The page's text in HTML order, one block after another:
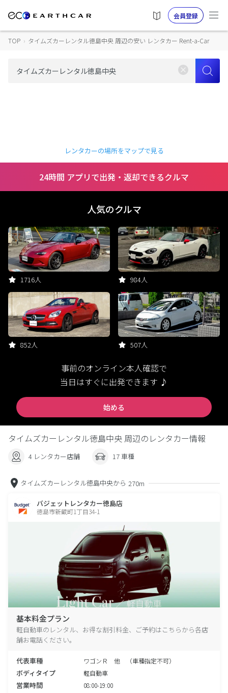
会員登録
TOP › タイムズカーレンタル徳島中央 周辺の安い レンタカー Rent-a-Car
レンタカーの場所をマップで見る
24時間 アプリで出発・返却できるクルマ
人気のクルマ
1716人 984人
852人 507人
事前のオンライン本人確認で
当日はすぐに出発できます ♪
始める
タイムズカーレンタル徳島中央 周辺のレンタカー情報
4 レンタカー店舗 17 車種
タイムズカーレンタル徳島中央から 270m
バジェットレンタカー徳島店
徳島市新蔵町1丁目34-1
基本料金プラン
軽自動車のレンタル、お得な割引料金、ご予約はこちらから各店
舗お電話ください。
代表車種 ワゴンＲ 他 （車種指定不可）
ボディタイプ 軽自動車
営業時間 08:00-19:00